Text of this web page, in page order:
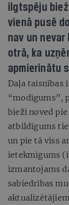
ilgtspēju
vienā pusē
nav un
otrā, ka
apmierinātu
Daļa taisnības
“modīgums”,
bieži noved
atbildīgums
un pie tā viss
ietekmīgums
izmantojams
sabiedrības